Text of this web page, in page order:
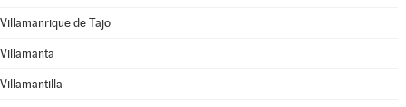
Villamanrique de Tajo
Villamanta
Villamantilla